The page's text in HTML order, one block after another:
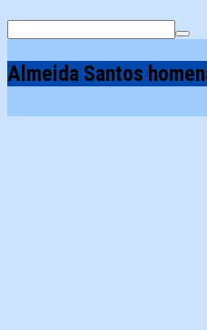
Search
Almeida Santos